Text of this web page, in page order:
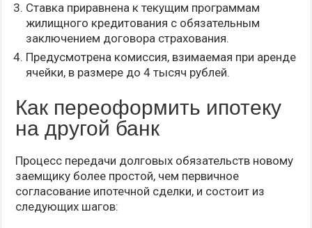
Ставка приравнена к текущим программам
жилищного кредитования с обязательным
заключением договора страхования.
Предусмотрена комиссия, взимаемая при аренде
ячейки, в размере до 4 тысяч рублей.
Как переоформить ипотеку
на другой банк
Процесс передачи долговых обязательств новому
заемщику более простой, чем первичное
согласование ипотечной сделки, и состоит из
следующих шагов: